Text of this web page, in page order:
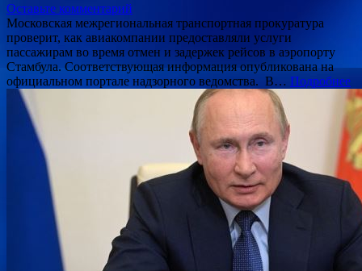
Оставьте комментарий
Московская межрегиональная транспортная прокуратура
проверит, как авиакомпании предоставляли услуги
пассажирам во время отмен и задержек рейсов в аэропорту
Стамбула. Соответствующая информация опубликована на
официальном портале надзорного ведомства. В… Подробнее